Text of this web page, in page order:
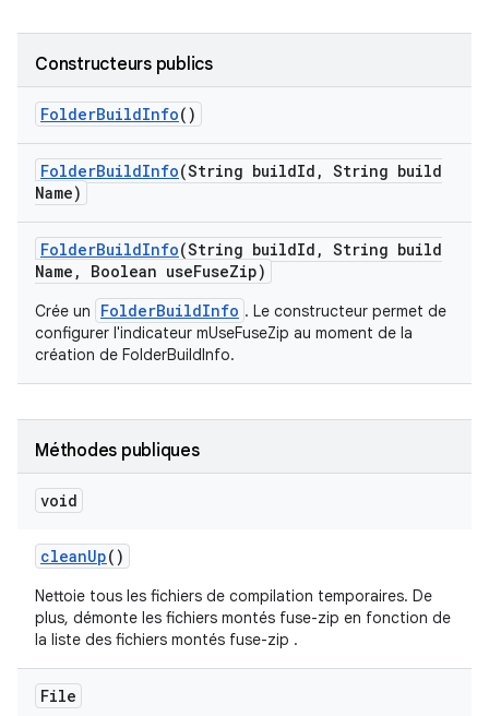
Constructeurs publics
FolderBuildInfo()
FolderBuildInfo(String buildId , String build
Name)
FolderBuildInfo(String buildId , String build
Name , Boolean useFuseZip)
Crée un FolderBuildInfo . Le constructeur permet de
configurer l'indicateur mUseFuseZip au moment de la
création de FolderBuildInfo.
Méthodes publiques
void
cleanUp()
Nettoie tous les fichiers de compilation temporaires. De
plus, démonte les fichiers montés fuse-zip en fonction de
la liste des fichiers montés fuse-zip .
File